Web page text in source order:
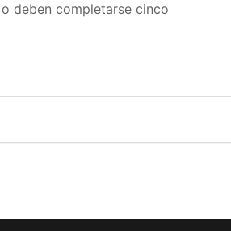
deben completarse cinco